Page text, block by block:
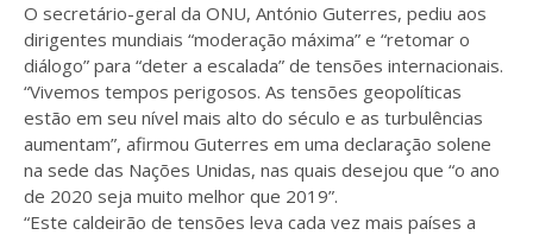
O secretário-geral da ONU, António Guterres, pediu aos
dirigentes mundiais “moderação máxima” e “retomar o
diálogo” para “deter a escalada” de tensões internacionais.
“Vivemos tempos perigosos. As tensões geopolíticas
estão em seu nível mais alto do século e as turbulências
aumentam”, afirmou Guterres em uma declaração solene
na sede das Nações Unidas, nas quais desejou que “o ano
de 2020 seja muito melhor que 2019”.
“Este caldeirão de tensões leva cada vez mais países a